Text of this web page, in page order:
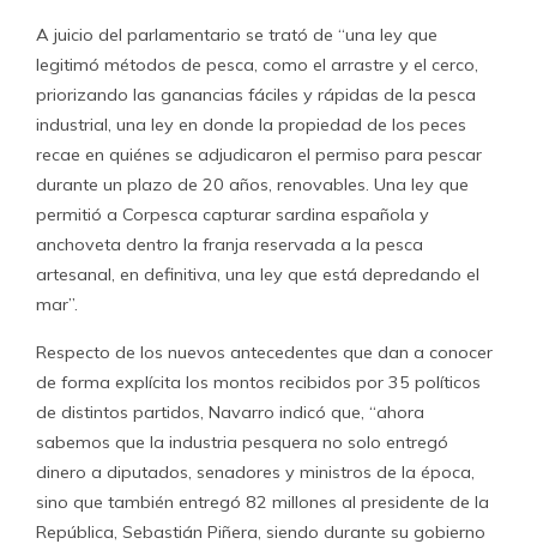
A juicio del parlamentario se trató de “una ley que
legitimó métodos de pesca, como el arrastre y el cerco,
priorizando las ganancias fáciles y rápidas de la pesca
industrial, una ley en donde la propiedad de los peces
recae en quiénes se adjudicaron el permiso para pescar
durante un plazo de 20 años, renovables. Una ley que
permitió a Corpesca capturar sardina española y
anchoveta dentro la franja reservada a la pesca
artesanal, en definitiva, una ley que está depredando el
mar”.
Respecto de los nuevos antecedentes que dan a conocer
de forma explícita los montos recibidos por 35 políticos
de distintos partidos, Navarro indicó que, “ahora
sabemos que la industria pesquera no solo entregó
dinero a diputados, senadores y ministros de la época,
sino que también entregó 82 millones al presidente de la
República, Sebastián Piñera, siendo durante su gobierno